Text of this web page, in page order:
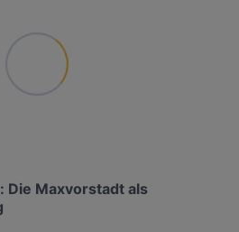
Die Maxvorstadt als